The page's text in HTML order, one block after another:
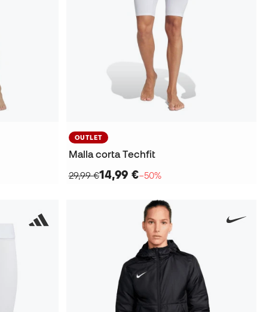
OUTLET
Malla corta Techfit
29,99 €14,99 €−50%